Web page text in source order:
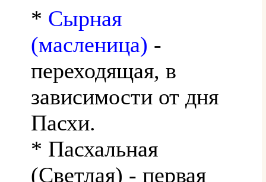
* Сырная
(масленица) -
переходящая, в
зависимости от дня
Пасхи.
* Пасхальная
(Светлая) - первая